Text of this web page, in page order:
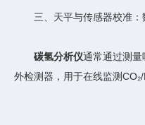
三、天平与传感器校准：
碳氢分析仪通常通过测
外检测器，用于在线监测